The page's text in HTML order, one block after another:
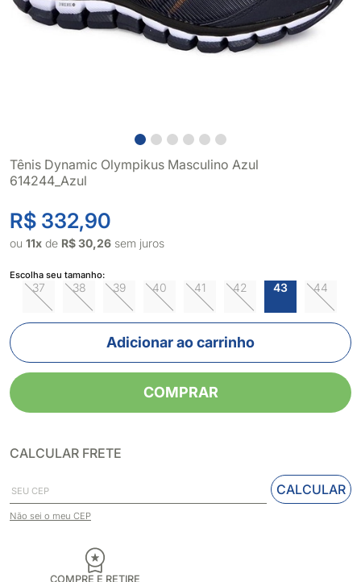
Tênis Dynamic Olympikus Masculino Azul
614244_Azul
R$ 332,90
ou 11x de R$ 30,26 sem juros
Escolha seu tamanho:
37 38 39 40 41 42 43 44
Adicionar ao carrinho
COMPRAR
CALCULAR FRETE
CALCULAR
Não sei o meu CEP
COMPRE E RETIRE